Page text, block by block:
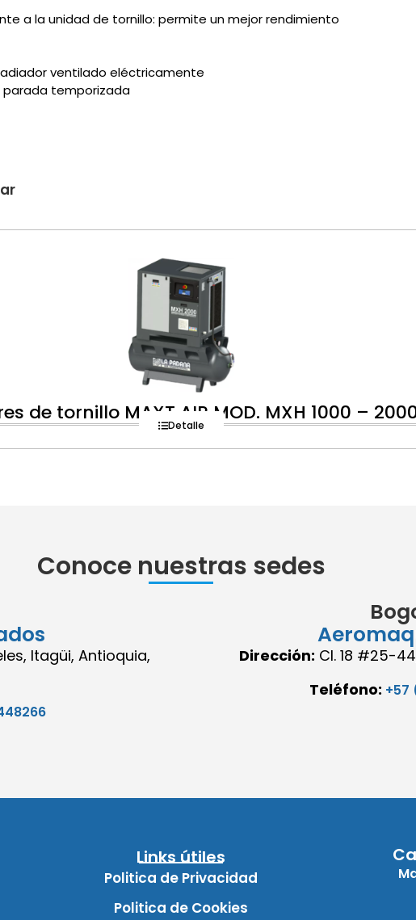
a la unidad de tornillo: permite un mejor rendimiento
ventilado eléctricamente
parada temporizada
de tornillo MAXT AIR MOD. MXH 1000 –
Detalle
Conoce nuestras sedes
Itagüi, Antioquia,
Dirección: Cl. 18 #25-
Teléfono: +57
Links útiles
Politica de Privacidad
Politica de Cookies